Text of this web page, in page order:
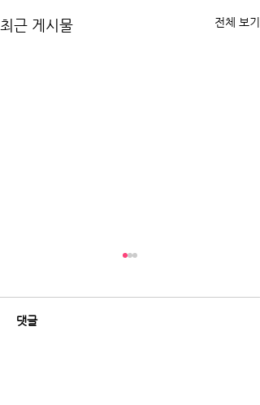
최근 게시물 전체 보기
댓글